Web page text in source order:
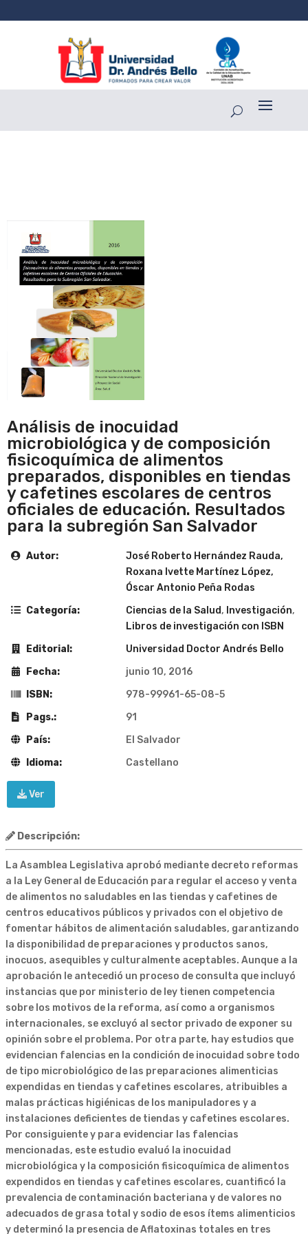
Análisis de inocuidad
microbiológica y de composición
fisicoquímica de alimentos
preparados, disponibles en tiendas
y cafetines escolares de centros
oficiales de educación. Resultados
para la subregión San Salvador
Autor:
José Roberto Hernández Rauda,
Roxana Ivette Martínez López,
Óscar Antonio Peña Rodas
Categoría:
Ciencias de la Salud, Investigación,
Libros de investigación con ISBN
Editorial:
Universidad Doctor Andrés Bello
Fecha:
junio 10, 2016
ISBN:
978-99961-65-08-5
Pags.:
91
País:
El Salvador
Idioma:
Castellano
Ver
Descripción:
La Asamblea Legislativa aprobó mediante decreto reformas
a la Ley General de Educación para regular el acceso y venta
de alimentos no saludables en las tiendas y cafetines de
centros educativos públicos y privados con el objetivo de
fomentar hábitos de alimentación saludables, garantizando
la disponibilidad de preparaciones y productos sanos,
inocuos, asequibles y culturalmente aceptables. Aunque a la
aprobación le antecedió un proceso de consulta que incluyó
instancias que por ministerio de ley tienen competencia
sobre los motivos de la reforma, así como a organismos
internacionales, se excluyó al sector privado de exponer su
opinión sobre el problema. Por otra parte, hay estudios que
evidencian falencias en la condición de inocuidad sobre todo
de tipo microbiológico de las preparaciones alimenticias
expendidas en tiendas y cafetines escolares, atribuibles a
malas prácticas higiénicas de los manipuladores y a
instalaciones deficientes de tiendas y cafetines escolares.
Por consiguiente y para evidenciar las falencias
mencionadas, este estudio evaluó la inocuidad
microbiológica y la composición fisicoquímica de alimentos
expendidos en tiendas y cafetines escolares, cuantificó la
prevalencia de contaminación bacteriana y de valores no
adecuados de grasa total y sodio de esos ítems alimenticios
y determinó la presencia de Aflatoxinas totales en tres